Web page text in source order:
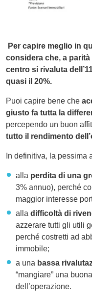
Per capire meglio in
considera che, a
centro si rivaluta
quasi il 20%.
Puoi capire bene che
giusto fa tutta la
percependo un buon
tutto il rendimento
In definitiva, la pessima
alla perdita di una
3% annuo), perché
maggior interesse
alla difficoltà di
azzerare tutti gli utili
perché costretti ad
immobile;
a una bassa
“mangiare” una
dell’operazione.